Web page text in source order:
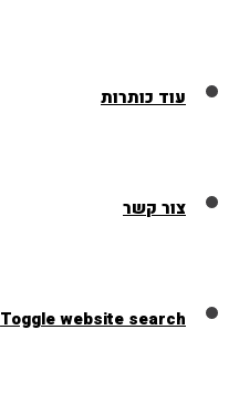
עוד כותרות
צור קשר
Toggle website search